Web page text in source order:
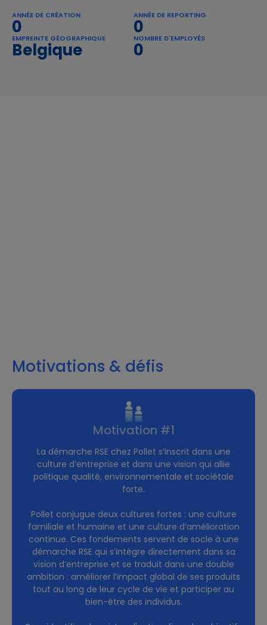
ANNÉE DE CRÉATION
0
ANNÉE DE REPORTING
0
EMPREINTE GÉOGRAPHIQUE
Belgique
NOMBRE D'EMPLOYÉS
0
Motivations & défis
Motivation #1
La démarche RSE chez Pollet s’inscrit dans une
culture d’entreprise et dans une vision qui allie
politique qualité, environnementale et sociétale
forte.
Pollet conjugue deux cultures fortes : une culture
familiale et humaine et une culture d’amélioration
continue. Ces fondements servent de socle à une
démarche RSE qui s’intègre directement dans sa
vision d’entreprise et se traduit dans une double
ambition : améliorer l’impact global de ses produits
tout au long de leur cycle de vie et participer au
bien-être des individus.